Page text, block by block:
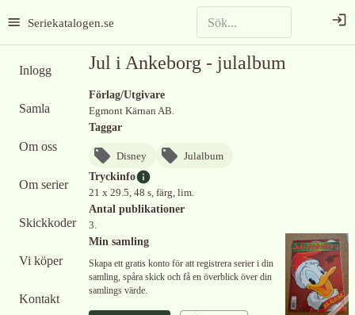
Seriekatalogen.se
Inlogg
Samla
Om oss
Om serier
Skickkoder
Vi köper
Kontakt
Jul i Ankeborg - julalbum
Förlag/Utgivare
Egmont Kärnan AB.
Taggar
Disney
Julalbum
Tryckinfo
21 x 29.5, 48 s, färg, lim.
Antal publikationer
3.
Min samling
Skapa ett gratis konto för att registrera serier i din
samling, spåra skick och få en överblick över din
samlings värde.